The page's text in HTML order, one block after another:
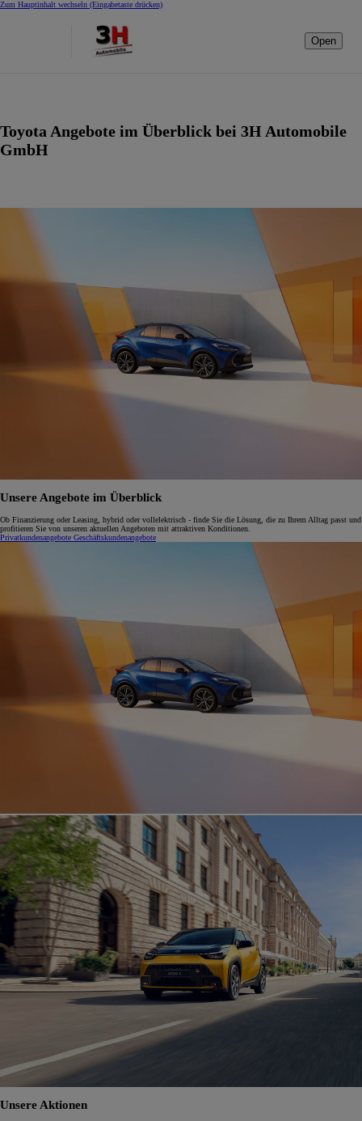
Zum Hauptinhalt wechseln (Eingabetaste drücken)
Open
Toyota Angebote im Überblick bei 3H Automobile
GmbH
Unsere Angebote im Überblick
Ob Finanzierung oder Leasing, hybrid oder vollelektrisch - finde Sie die Lösung, die zu Ihrem Alltag passt und
profitieren Sie von unseren aktuellen Angeboten mit attraktiven Konditionen.
Privatkundenangebote Geschäftskundenangebote
Unsere Aktionen